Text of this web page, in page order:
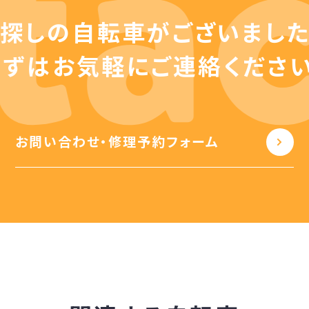
しの自転車がございまし
はお気軽にご連絡くださ
お問い合わせ・修理予約フォーム